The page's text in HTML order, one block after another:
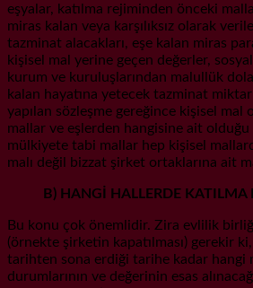
eşyalar, katılma rejiminden önceki
miras kalan veya karşılıksız olarak
tazminat alacakları, eşe kalan miras
kişisel mal yerine geçen değerler,
kurum ve kuruluşlarından malullük
kalan hayatına yetecek tazminat
yapılan sözleşme gereğince kişisel mal
mallar ve eşlerden hangisine ait olduğu
mülkiyete tabi mallar hep kişisel
malı değil bizzat şirket ortaklarına ait
B) HANGİ HALLERDE KATILMA
Bu konu çok önemlidir. Zira evlilik
(örnekte şirketin kapatılması) gerekir
tarihten sona erdiği tarihe kadar hangi
durumlarının ve değerinin esas